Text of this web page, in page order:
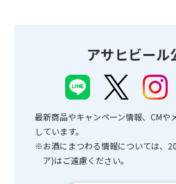
アサヒビール
最新商品やキャンペーン情報、CMや
しています。
※お酒にまつわる情報については、
ア)はご遠慮ください。